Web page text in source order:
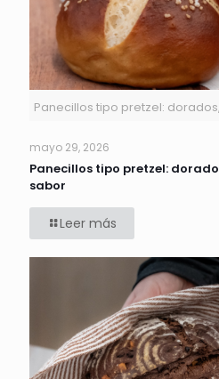
Panecillos tipo pretzel:
mayo 29, 2026
Panecillos tipo pretzel:
sabor
Leer más